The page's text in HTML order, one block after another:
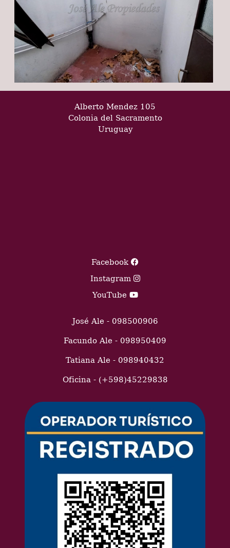
Alberto Mendez 105
Colonia del Sacramento
Uruguay
Facebook
Instagram
YouTube
José Ale - 098500906
Facundo Ale - 098950409
Tatiana Ale - 098940432
Oficina - (+598)45229838